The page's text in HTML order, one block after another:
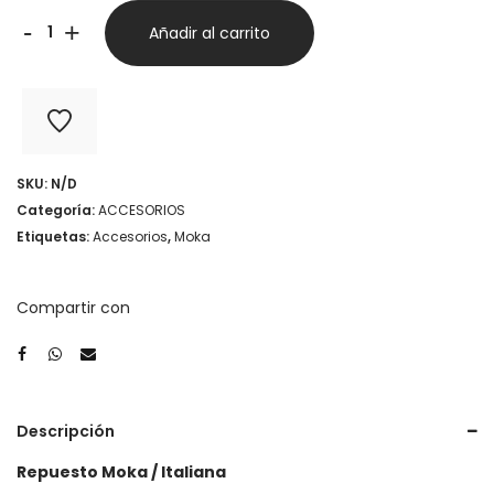
-Repuesto
Italiana
+ Añadir al carrito
SKU: N/D
Categoría:ACCESORIOS
Etiquetas:Accesorios,Moka
Compartir con
Descripción
Repuesto Moka / Italiana